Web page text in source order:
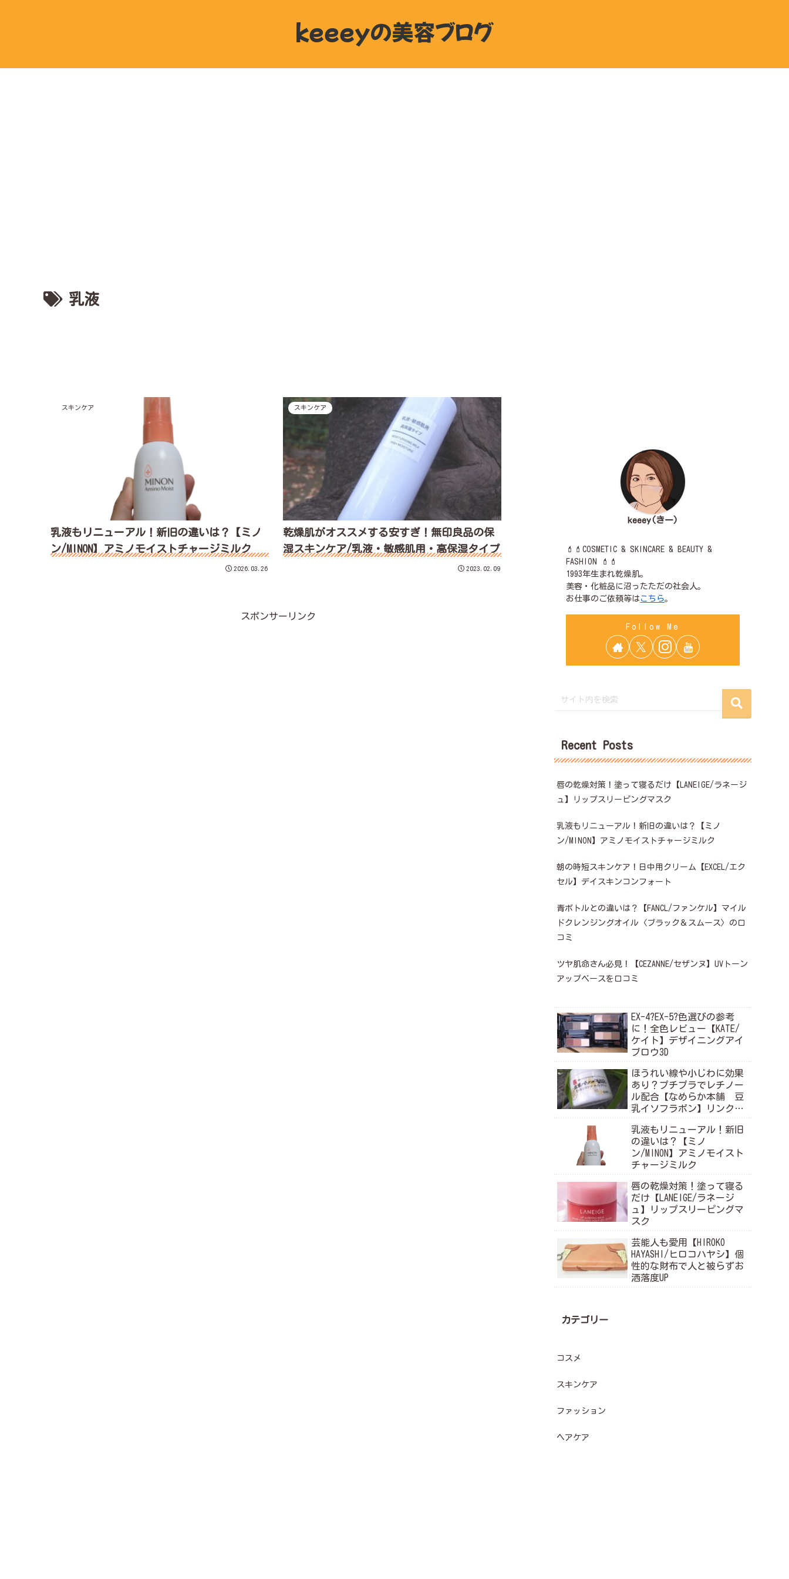
keeeyの美容ブログ
乳液
スキンケア
乳液もリニューアル！新旧の違いは？【ミノ
ン/MINON】アミノモイストチャージミルク
2026.03.26
スキンケア
乾燥肌がオススメする安すぎ！無印良品の保
湿スキンケア/乳液・敏感肌用・高保湿タイプ
2023.02.09
スポンサーリンク
keeey(きー)
💄💄COSMETIC & SKINCARE & BEAUTY &
FASHION 💄💄
1993年生まれ乾燥肌。
美容・化粧品に沼ったただの社会人。
お仕事のご依頼等は こちら。
Recent Posts
唇の乾燥対策！塗って寝るだけ【LANEIGE/ラネージ
ュ】リップスリーピングマスク
乳液もリニューアル！新旧の違いは？【ミノ
ン/MINON】アミノモイストチャージミルク
朝の時短スキンケア！日中用クリーム【EXCEL/エク
セル】デイスキンコンフォート
青ボトルとの違いは？【FANCL/ファンケル】マイル
ドクレンジングオイル〈ブラック＆スムース〉の口
コミ
ツヤ肌命さん必見！【CEZANNE/セザンヌ】UVトーン
アップベースを口コミ
EX-4?EX-5?色選びの参考
に！全色レビュー【KATE/
ケイト】デザイニングアイ
ブロウ3D
ほうれい線や小じわに効果
あり？プチプラでレチノー
ル配合【なめらか本舗 豆
乳イソフラボン】リンクル
乳液もリニューアル！新旧
の違いは？【ミノ
ン/MINON】アミノモイスト
チャージミルク
唇の乾燥対策！塗って寝る
だけ【LANEIGE/ラネージ
ュ】リップスリーピングマ
スク
芸能人も愛用【HIROKO
HAYASHI/ヒロコハヤシ】個
性的な財布で人と被らずお
洒落度UP
カテゴリー
コスメ
スキンケア
ファッション
ヘアケア